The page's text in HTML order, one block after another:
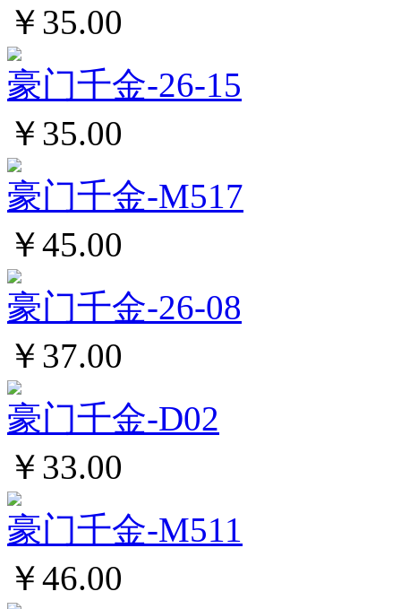
￥35.00
豪门千金-26-15
￥35.00
豪门千金-M517
￥45.00
豪门千金-26-08
￥37.00
豪门千金-D02
￥33.00
豪门千金-M511
￥46.00